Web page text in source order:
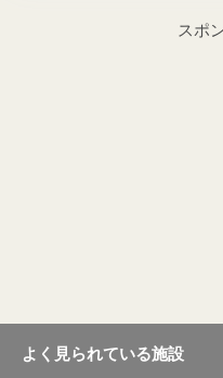
スポ
よく見られている施設